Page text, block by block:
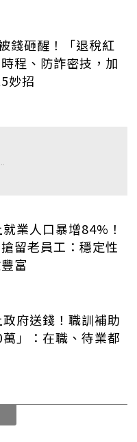
錢砸醒！「退稅紅
程、防詐密技，加
妙招
業人口暴增84%！
留老員工：穩定性
富
府送錢！職訓補助
萬」：在職、待業都